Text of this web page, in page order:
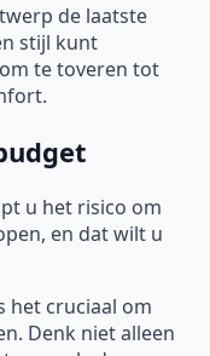
de laatste
stijl kunt
te toveren tot
u het risico om
en dat wilt u
het cruciaal om
Denk niet alleen